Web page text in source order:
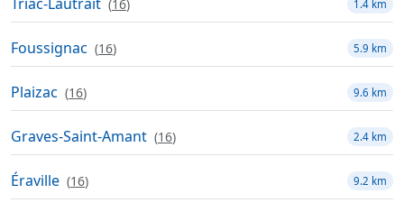
(16) 1.4 km
Foussignac (16) 5.9 km
Plaizac (16) 9.6 km
Graves-Saint-Amant (16) 2.4 km
Éraville (16) 9.2 km